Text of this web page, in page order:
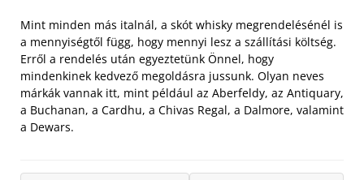
Mint minden más italnál, a skót whisky megrendelésénél is
a mennyiségtől függ, hogy mennyi lesz a szállítási költség.
Erről a rendelés után egyeztetünk Önnel, hogy
mindenkinek kedvező megoldásra jussunk. Olyan neves
márkák vannak itt, mint például az Aberfeldy, az Antiquary,
a Buchanan, a Cardhu, a Chivas Regal, a Dalmore, valamint
a Dewars.